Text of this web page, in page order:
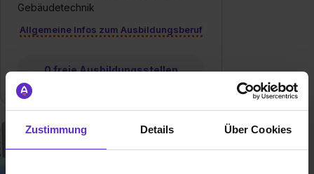
Zustimmung Details Über Cookies
Gebäudetechnik
Allgemeine Infos zum Ausbildungsberuf
0 freie Ausbildungsstellen